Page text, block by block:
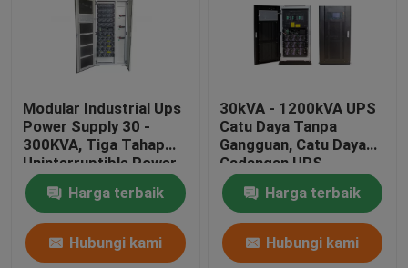
Sistem UPS Outdoor
Sistem UPS Modular
UPS Online Frekuensi Rendah
ups online frekuensi tinggi
up dengan baterai lithium
Modular Industrial Ups
Power Supply 30 -
300KVA, Tiga Tahap
Uninterruptible Power
Systems
Harga terbaik
Hubungi kami
30kVA - 1200kVA UPS
Catu Daya Tanpa
Gangguan, Catu Daya
Cadangan UPS
Ketersediaan Tinggi
Harga terbaik
Hubungi kami